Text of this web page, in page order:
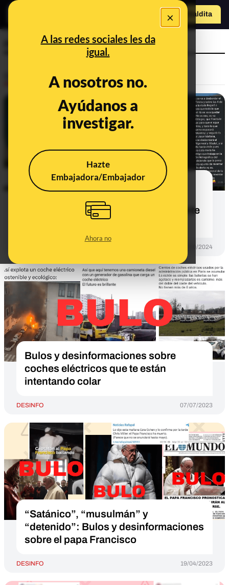
×
A las redes sociales les da
igual.
A nosotros no.
Ayúdanos a
investigar.
Hazte
Embajadora/Embajador
Ahora no
Hazte Maldito
recopilatorio
Cuidado con los bulos y
embalses, presas y pantanos durante
la DANA en España
31/10/2024
Bulos y desinformaciones sobre
coches eléctricos que te están
intentando colar
DESINFO 07/07/2023
“Satánico”, “musulmán” y
“detenido”: Bulos y desinformaciones
sobre el papa Francisco
DESINFO 19/04/2023